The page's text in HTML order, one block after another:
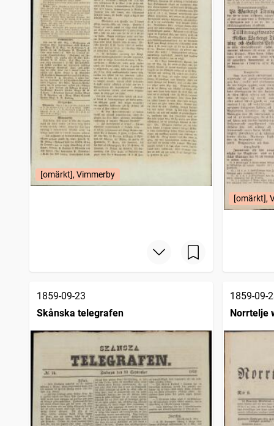
[omärkt], Vimmerby
[omärkt],
1859-09-23
Skånska telegrafen
1859-09-
Norrtelje